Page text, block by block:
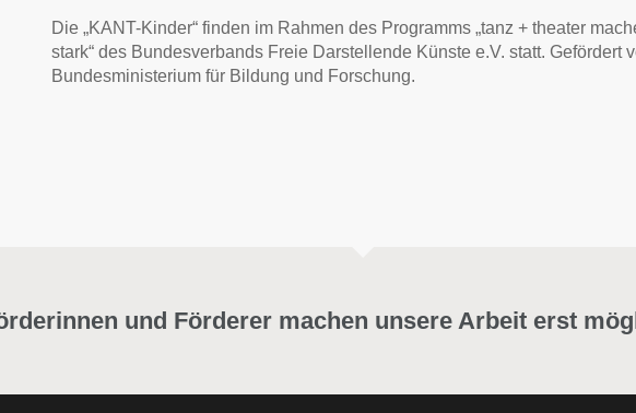
Die „KANT-Kinder“ finden im Rahmen des Programms „tanz + theater
stark“ des Bundesverbands Freie Darstellende Künste e.V. statt. Gefördert
Bundesministerium für Bildung und Forschung.
und Förderer machen unsere Arbeit erst